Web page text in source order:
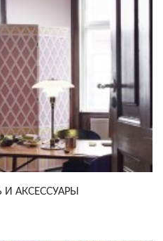
АКСЕССУАРЫ